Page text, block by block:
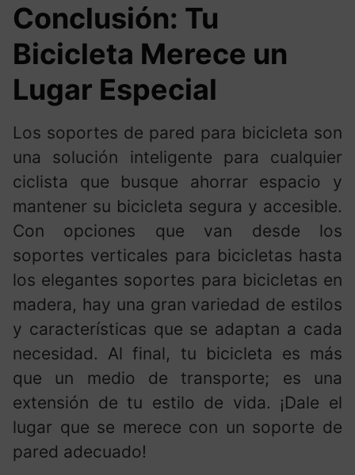
Conclusión: Tu
Bicicleta Merece un
Lugar Especial
Los soportes de pared para bicicleta son
una solución inteligente para cualquier
ciclista que busque ahorrar espacio y
mantener su bicicleta segura y accesible.
Con opciones que van desde los
soportes verticales para bicicletas hasta
los elegantes soportes para bicicletas en
madera, hay una gran variedad de estilos
y características que se adaptan a cada
necesidad. Al final, tu bicicleta es más
que un medio de transporte; es una
extensión de tu estilo de vida. ¡Dale el
lugar que se merece con un soporte de
pared adecuado!